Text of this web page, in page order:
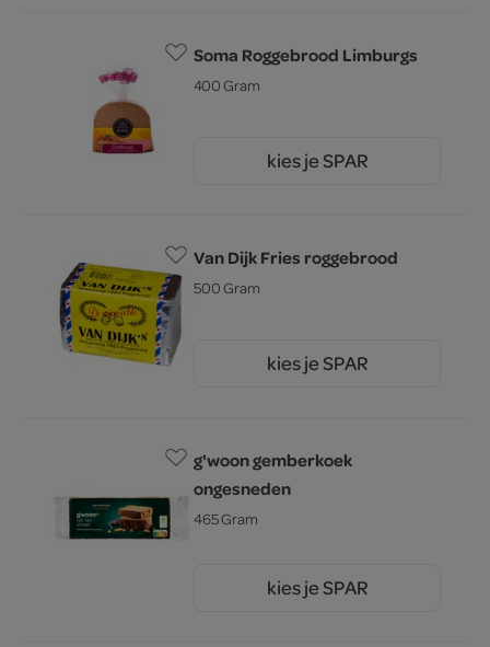
Soma Roggebrood Limburgs
400 Gram
kies je SPAR
Van Dijk Fries roggebrood
500 Gram
kies je SPAR
g'woon gemberkoek
ongesneden
465 Gram
kies je SPAR